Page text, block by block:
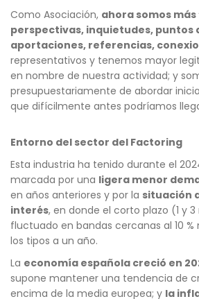
Como Asociación, ahora somos más
perspectivas, inquietudes, puntos
aportaciones, referencias,
representativos y tenemos mayor
en nombre de nuestra actividad; y
presupuestariamente de abordar
que difícilmente antes podríamos
Entorno del sector del Factoring
Esta industria ha tenido durante el
marcada por una ligera menor
en años anteriores y por la situación
interés, en donde el corto plazo (1 y
fluctuado en bandas cercanas al 10
los tipos a un año.
La economía española creció en
supone mantener una tendencia de
encima de la media europea; y la